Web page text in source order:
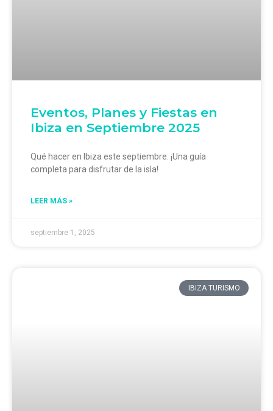
Eventos, Planes y Fiestas en
Ibiza en Septiembre 2025
Qué hacer en Ibiza este septiembre: ¡Una guía
completa para disfrutar de la isla!
LEER MÁS »
septiembre 1, 2025
IBIZA TURISMO